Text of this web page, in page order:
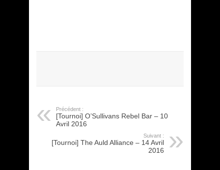
Précédent :
[Tournoi] O’Sullivans Rebel Bar – 10
Avril 2016
Suivant :
[Tournoi] The Auld Alliance – 14 Avril
2016